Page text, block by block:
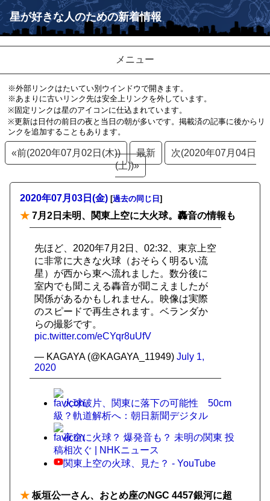
星が好きな人のための新着情報
メニュー
※外部リンクはたいてい別ウインドウで開きます。
※あまりに古いリンク先は安全上リンクを外しています。
※固定リンクは星のアイコンに仕込まれています。
※更新は日付の前日の夜と当日の朝が多いです。掲載済の記事に後からリ
ンクを追加することもあります。
«前(2020年07月02日(木)) 最新
次(2020年07月04日
(土))»
2020年07月03日(金) [過去の同じ日 ]
★ 7月2日未明、関東上空に大火球。轟音の情報も
先ほど、2020年7月2日、02:32、東京上空
に非常に大きな火球（おそらく明るい流
星）が西から東へ流れました。数分後に
室内でも聞こえる轟音が聞こえましたが
関係があるかもしれません。映像は実際
のスピードで再生されます。ベランダか
らの撮影です。
pic.twitter.com/eCYqr8uUfV
— KAGAYA (@KAGAYA_11949) July 1,
2020
火球破片、関東に落下の可能性 50cm
級？軌道解析へ：朝日新聞デジタル
夜空に火球？ 爆発音も？ 未明の関東 投
稿相次ぐ | NHKニュース
関東上空の火球、見た？ - YouTube
★ 板垣公一さん、おとめ座のNGC 4457銀河に超